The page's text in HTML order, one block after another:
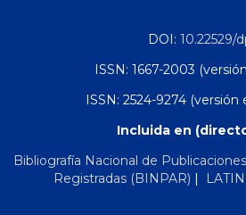
DOI: 10.22529/
ISSN: 1667-2003
ISSN: 2524-9274 (versión
Incluida en
Bibliografía Nacional de
Registradas (BINPAR) |